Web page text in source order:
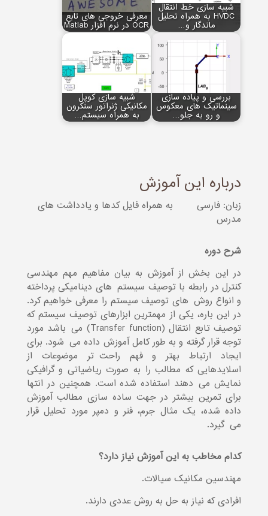
شبیه سازی خط انتقال
HVDC به همراه تحلیل
ماندگار و…
معرفی خروجی های تابع
OCR در نرم افزار Matlab
بررسی و پیاده سازی
سینماتیک های معکوس
و رو به جلو…
شبیه سازی کوپل
مکانیکی ژنراتور سنکرون
به همراه سیستم…
درباره این آموزش
زبان: فارسی
به همراه فایل کدها و یادداشت های
مدرس
شرح دوره
در این بخش از آموزش به بیان مفاهیم مهم مهندسی
کنترل در رابطه با توصیف سیستم¬های دینامیکی پرداخته
و انواع روش¬های توصیف سیستم را معرفی خواهیم کرد.
در این باره، یکی از مهمترین ابزارهای توصیف سیستم که
توصیف تابع انتقال (Transfer function) می¬باشد مورد
توجه قرار گرفته و به طور کامل آموزش داده می¬شود. برای
ایجاد ارتباط بهتر و فهم راحت¬تر موضوعات از
اسلایدهایی که مطالب را به صورت ریاضیاتی و گرافیکی
نمایش می¬دهند استفاده شده است. همچنین در انتها
برای تمرین بیشتر در جهت ساده سازی مطالب آموزش
داده شده، یک مثال جرم، فنر و دمپر مورد تحلیل قرار
می¬گیرد.
کدام مخاطب به این آموزش نیاز دارد؟
مهندسین مکانیک سیالات.
افرادی که نیاز به حل به روش عددی دارند.